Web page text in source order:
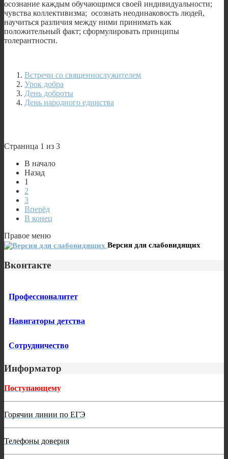
осознание каждым обучающимся своей индивидуальности;
чувства коллективизма; осознать неодинаковость людей,
научиться различия между ними принимать как
положительный факт; сформулировать принципы
толерантности.
Встречи со священнослужителем
Урок добра
День доброты
День народного единства
Страница 1 из 3
В начало
Назад
1
2
3
Вперёд
В конец
Правое меню
Версия для слабовидящих
Вконтакте
Профессионалитет
Навигаторы детства
Сотрудничество
Информатор
Поступающему
Горячии линии по ЕГЭ
Телефоны доверия